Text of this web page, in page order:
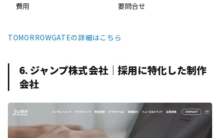
費用 要問合せ
TOMORROWGATEの詳細はこちら
6. ジャンプ株式会社｜採用に特化した制作
会社